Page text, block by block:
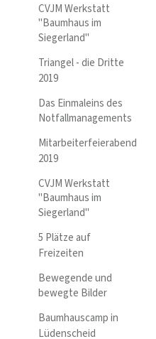
CVJM Werkstatt
"Baumhaus im
Siegerland"
Triangel - die Dritte
2019
Das Einmaleins des
Notfallmanagements
Mitarbeiterfeierabend
2019
CVJM Werkstatt
"Baumhaus im
Siegerland"
5 Plätze auf
Freizeiten
Bewegende und
bewegte Bilder
Baumhauscamp in
Lüdenscheid